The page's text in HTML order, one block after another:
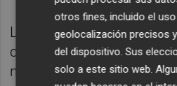
Los datos que los VTC
comunicar con
número de identificación
otros fines, incluido el
geolocalización precisos
del dispositivo. Sus
solo a este sitio web.